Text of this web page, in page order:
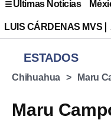
Últimas Noticias
LUIS CÁRDENAS MVS
ESTADOS
Chihuahua Maru
Maru